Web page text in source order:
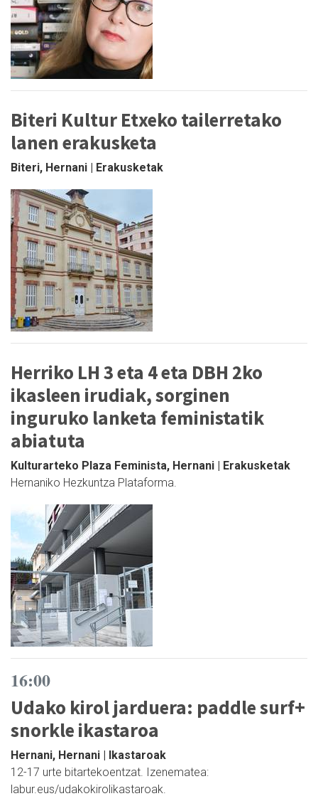
Biteri Kultur Etxeko tailerretako
lanen erakusketa
Biteri, Hernani | Erakusketak
Herriko LH 3 eta 4 eta DBH 2ko
ikasleen irudiak, sorginen
inguruko lanketa feministatik
abiatuta
Kulturarteko Plaza Feminista, Hernani | Erakusketak
Hernaniko Hezkuntza Plataforma.
16:00
Udako kirol jarduera: paddle surf+
snorkle ikastaroa
Hernani, Hernani | Ikastaroak
12-17 urte bitartekoentzat. Izenematea:
labur.eus/udakokirolikastaroak.